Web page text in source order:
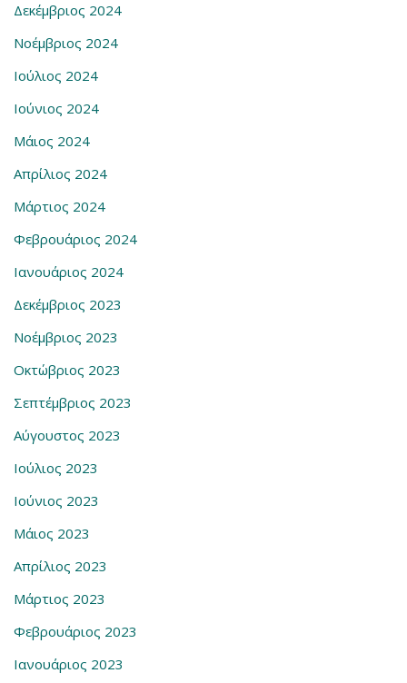
Δεκέμβριος 2024
Νοέμβριος 2024
Ιούλιος 2024
Ιούνιος 2024
Μάιος 2024
Απρίλιος 2024
Μάρτιος 2024
Φεβρουάριος 2024
Ιανουάριος 2024
Δεκέμβριος 2023
Νοέμβριος 2023
Οκτώβριος 2023
Σεπτέμβριος 2023
Αύγουστος 2023
Ιούλιος 2023
Ιούνιος 2023
Μάιος 2023
Απρίλιος 2023
Μάρτιος 2023
Φεβρουάριος 2023
Ιανουάριος 2023